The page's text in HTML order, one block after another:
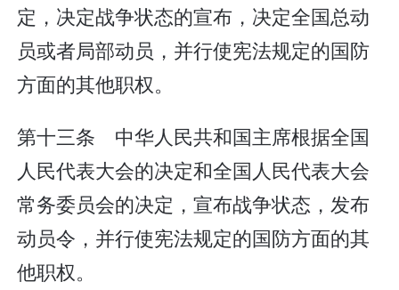
定，决定战争状态的宣布，决定全国总动
员或者局部动员，并行使宪法规定的国防
方面的其他职权。
第十三条 中华人民共和国主席根据全国
人民代表大会的决定和全国人民代表大会
常务委员会的决定，宣布战争状态，发布
动员令，并行使宪法规定的国防方面的其
他职权。